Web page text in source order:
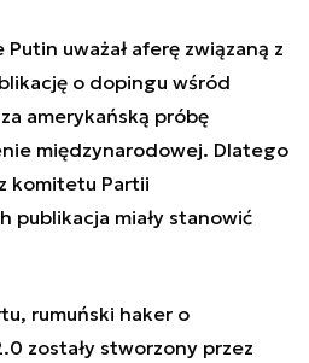
uważał aferę związaną z
o dopingu wśród
amerykańską próbę
międzynarodowej. Dlatego
komitetu Partii
publikacja miały stanowić
rumuński haker o
zostały stworzony przez